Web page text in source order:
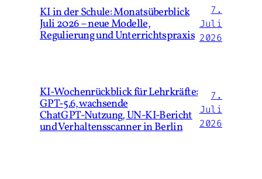
KI in der Schule: Monatsüberblick
Juli 2026 – neue Modelle,
Regulierung und Unterrichtspraxis
7.
Juli
2026
KI‑Wochenrückblick für Lehrkräfte:
GPT‑5.6, wachsende
ChatGPT‑Nutzung, UN‑KI‑Bericht
und Verhaltensscanner in Berlin
7.
Juli
2026